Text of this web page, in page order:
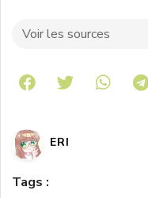
Voir les sources
ERI
Tags :